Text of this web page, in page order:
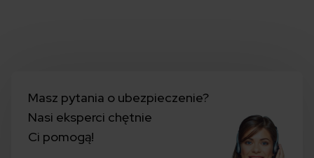
Masz pytania o ubezpieczenie?
Nasi eksperci chętnie
Ci pomogą!